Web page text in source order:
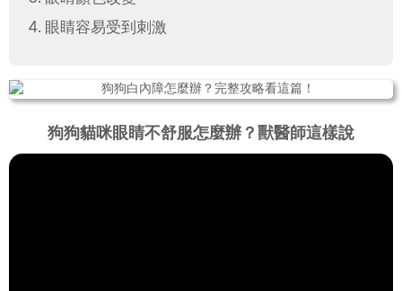
眼睛容易受到刺激
狗狗貓咪眼睛不舒服怎麼辦？獸醫師這樣說